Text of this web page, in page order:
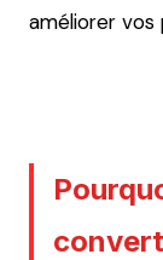
améliorer vos